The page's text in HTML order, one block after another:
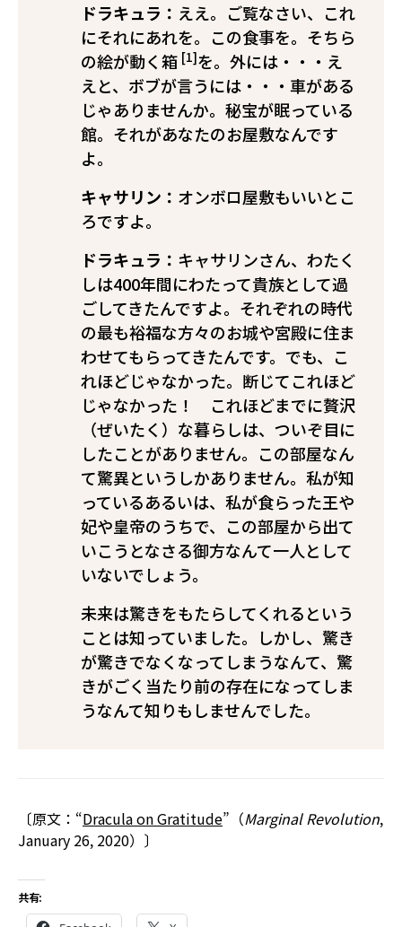
ドラキュラ： ええ。ご覧なさい、これ
にそれにあれを。この食事を。そちら
の絵が動く箱 [1]を。外には・・・え
えと、ボブが言うには・・・車がある
じゃありませんか。秘宝が眠っている
館。それがあなたのお屋敷なんです
よ。
キャサリン： オンボロ屋敷もいいとこ
ろですよ。
ドラキュラ： キャサリンさん、わたく
しは400年間にわたって貴族として過
ごしてきたんですよ。それぞれの時代
の最も裕福な方々のお城や宮殿に住ま
わせてもらってきたんです。でも、こ
れほどじゃなかった。断じてこれほど
じゃなかった！ これほどまでに贅沢
（ぜいたく）な暮らしは、ついぞ目に
したことがありません。この部屋なん
て驚異というしかありません。私が知
っている――あるいは、私が食らった――王や
妃や皇帝のうちで、この部屋から出て
いこうとなさる御方なんて一人として
いないでしょう。
未来は驚きをもたらしてくれるという
ことは知っていました。しかし、驚き
が驚きでなくなってしまうなんて、驚
きがごく当たり前の存在になってしま
うなんて知りもしませんでした。
〔原文：“Dracula on Gratitude”（Marginal Revolution,
January 26, 2020）〕
共有: